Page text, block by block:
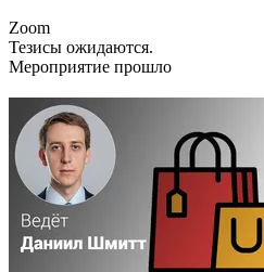
Zoom
Тезисы ожидаются.
Мероприятие прошло